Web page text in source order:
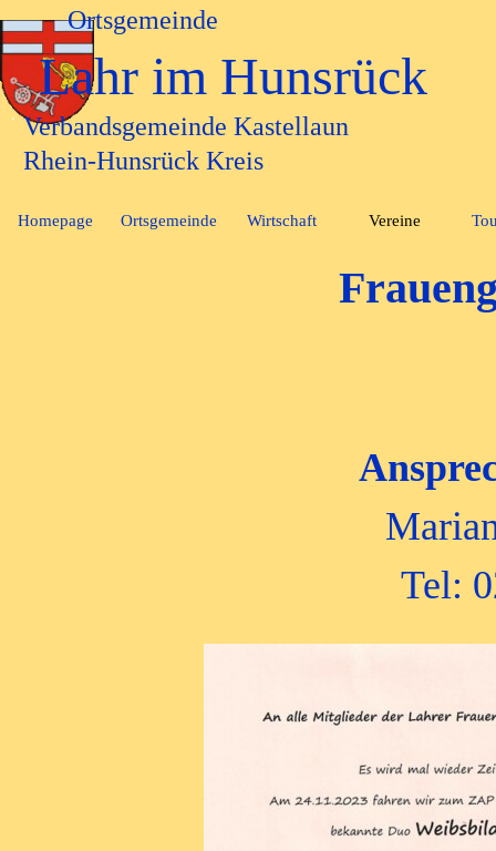
Direkt zum Seiteninhalt
Ortsgemeinde
Lahr im Hunsrück
Verbandsgemeinde Kastellaun
Rhein-Hunsrück Kreis
Homepage Ortsgemeinde ▼
Wirtschaft ▼
Vereine
Tel: